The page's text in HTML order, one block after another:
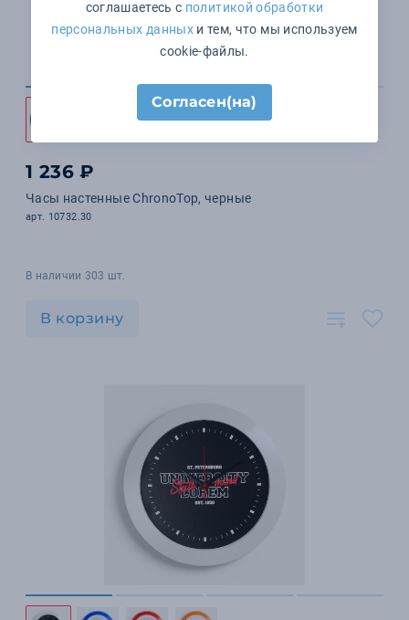
1 236 ₽
Часы настенные ChronoTop, черные
арт. 10732.30
В наличии 303 шт.
В корзину
соглашаетесь с политикой обработки
персональных данныхи тем, что мы используем
cookie-файлы.
Согласен(на)